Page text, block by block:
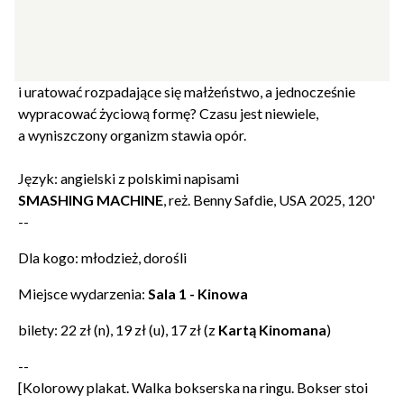
i uratować rozpadające się małżeństwo, a jednocześnie
wypracować życiową formę? Czasu jest niewiele,
a wyniszczony organizm stawia opór.
Język: angielski z polskimi napisami
SMASHING MACHINE, reż. Benny Safdie, USA 2025, 120'
--
Dla kogo: młodzież, dorośli
Miejsce wydarzenia: Sala 1 - Kinowa
bilety: 22 zł (n), 19 zł (u), 17 zł (z Kartą Kinomana)
--
[Kolorowy plakat. Walka bokserska na ringu. Bokser stoi